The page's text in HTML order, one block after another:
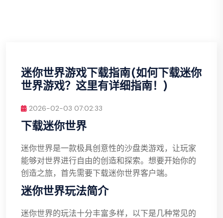
迷你世界游戏下载指南(如何下载迷你
世界游戏？这里有详细指南！)
2026-02-03 07:02:33
下载迷你世界
迷你世界是一款极具创意性的沙盘类游戏，让玩家
能够对世界进行自由的创造和探索。想要开始你的
创造之旅，首先需要下载迷你世界客户端。
迷你世界玩法简介
迷你世界的玩法十分丰富多样，以下是几种常见的